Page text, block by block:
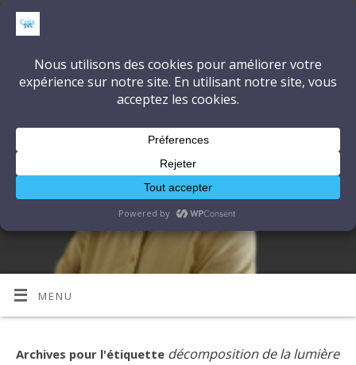
CréaSonVidéoLumière
DÉCOUVRONS ENSEMBLE L'ART ET LA TECHNIQUE
MENU
Archives pour l'étiquette décomposition de la lumière